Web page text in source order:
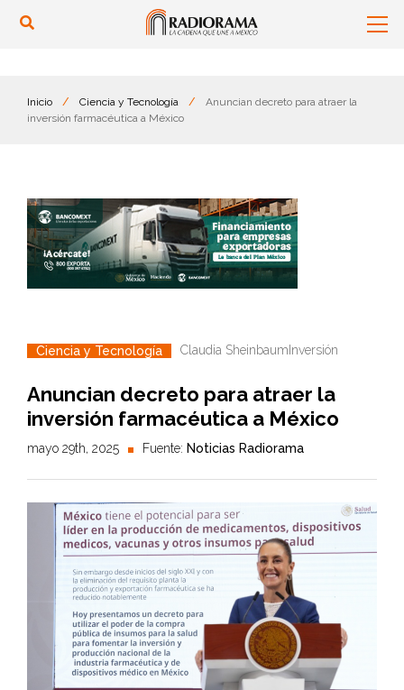
Inicio / Ciencia y Tecnología /
Anuncian decreto para atraer la
inversión farmacéutica a México
Ciencia y Tecnología Claudia Sheinbaum Inversión
Anuncian decreto para atraer la
inversión farmacéutica a México
mayo 29th, 2025 Fuente: Noticias Radiorama